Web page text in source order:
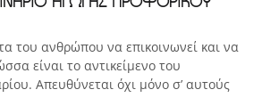
του ανθρώπου να επικοινωνεί και να
είναι το αντικείμενο του
Απευθύνεται όχι μόνο σ’ αυτούς